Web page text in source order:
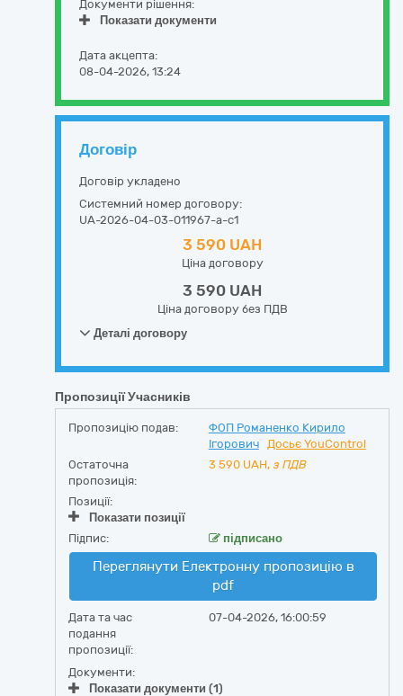
Документи рішення:
Показати документи
Дата акцепта:
08-04-2026, 13:24
Договір
Договір укладено
Системний номер договору:
UA-2026-04-03-011967-a-c1
3 590 UAH
Ціна договору
3 590 UAH
Ціна договору без ПДВ
Деталі договору
Пропозиції Учасників
Пропозицію подав:
ФОП Романенко Кирило
Ігорович
Досьє YouControl
Остаточна
пропозиція:
3 590 UAH, з ПДВ
Позиції:
Показати позиції
Підпис:
підписано
Переглянути Електронну пропозицію в
pdf
Дата та час
подання
пропозиції:
07-04-2026, 16:00:59
Документи:
Показати документи (1)